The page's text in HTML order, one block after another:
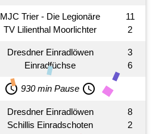
MJC Trier - Die Legionäre
TV Lilienthal Moorlichter
11
2
Dresdner Einradlöwen
Einradfüchse
3
6
schedule 930 min Pause schedule
Dresdner Einradlöwen
Schillis Einradschoten
8
2